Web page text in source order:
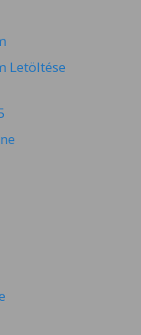
Letöltése